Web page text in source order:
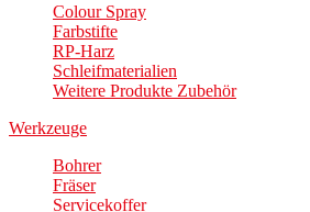
Colour Spray
Farbstifte
RP-Harz
Schleifmaterialien
Weitere Produkte Zubehör
Werkzeuge
Bohrer
Fräser
Servicekoffer